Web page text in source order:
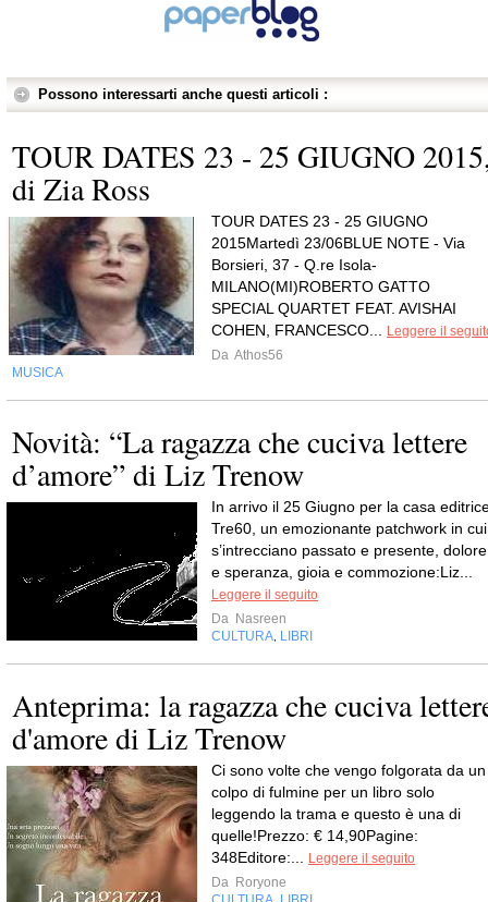
Possono interessarti anche questi articoli :
TOUR DATES 23 - 25 GIUGNO
di Zia Ross
TOUR DATES 23 - 25 GIUGNO
2015Martedì 23/06BLUE NOTE - Via
Borsieri, 37 - Q.re Isola-
MILANO(MI)ROBERTO GATTO
SPECIAL QUARTET FEAT. AVISHAI
COHEN, FRANCESCO...
Leggere il
Da Athos56
MUSICA
Novità: “La ragazza che cuciva lettere
d’amore” di Liz Trenow
In arrivo il 25 Giugno per la casa
Tre60, un emozionante patchwork in cui
s’intrecciano passato e presente, dolore
e speranza, gioia e commozione:Liz...
Leggere il seguito
Da Nasreen
CULTURA LIBRI
Anteprima: la ragazza che cuciva
d'amore di Liz Trenow
Ci sono volte che vengo folgorata da un
colpo di fulmine per un libro solo
leggendo la trama e questo è una di
quelle!Prezzo: € 14,90Pagine:
348Editore:...
Leggere il seguito
Da Roryone